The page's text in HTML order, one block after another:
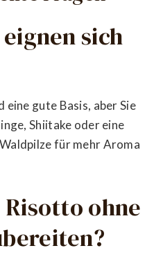
sich
eine gute Basis, aber Sie
Shiitake oder eine
für mehr Aroma
ohne